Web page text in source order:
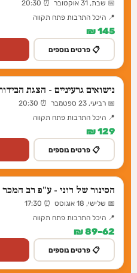
📅 שבת, 31 אוקטובר ⏰ 20:30
📍 היכל התרבות פתח תקווה
145 ₪
📋 פרטים נוספים
נישואים גרעיניים - הצגת
📅 רביעי, 23 ספטמבר ⏰ 20:30
📍 היכל התרבות פתח תקווה
129 ₪
📋 פרטים נוספים
הסינור של רוני - ע"פ רב
📅 שלישי, 18 אוגוסט ⏰ 17:30
📍 היכל התרבות פתח תקווה
62–89 ₪
📋 פרטים נוספים